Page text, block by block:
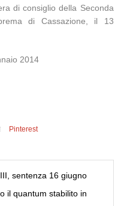
di consiglio della Seconda
di Cassazione, il 13
2014
Pinterest
sentenza 16 giugno
il quantum stabilito in